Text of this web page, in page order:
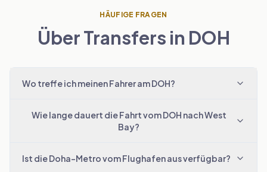
HÄUFIGE FRAGEN
Über Transfers in DOH
Wo treffe ich meinen Fahrer am DOH?
Wie lange dauert die Fahrt vom DOH nach West
Bay?
Ist die Doha-Metro vom Flughafen aus verfügbar?